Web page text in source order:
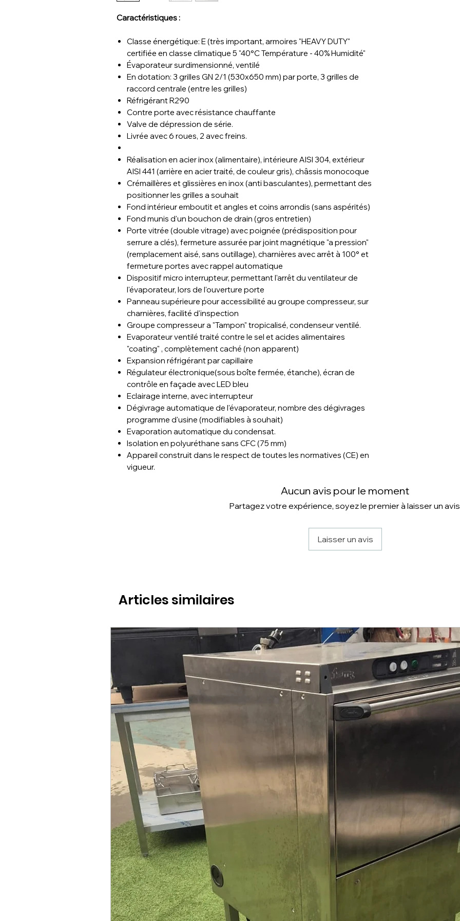
Caractéristiques :
Classe énergétique: E (très important, armoires "HEAVY DUTY"
certifiée en classe climatique 5 "40°C Température - 40% Humidité"
Évaporateur surdimensionné, ventilé
En dotation: 3 grilles GN 2/1 (530x650 mm) par porte, 3 grilles de
raccord centrale (entre les grilles)
Réfrigérant R290
Contre porte avec résistance chauffante
Valve de dépression de série.
Livrée avec 6 roues, 2 avec freins.
Réalisation en acier inox (alimentaire), intérieure AISI 304, extérieur
AISI 441 (arrière en acier traité, de couleur gris), châssis monocoque
Crémaillères et glissières en inox (anti basculantes), permettant des
positionner les grilles a souhait
Fond intérieur emboutit et angles et coins arrondis (sans aspérités)
Fond munis d'un bouchon de drain (gros entretien)
Porte vitrée (double vitrage) avec poignée (prédisposition pour
serrure a clés), fermeture assurée par joint magnétique "a pression"
(remplacement aisé, sans outillage), charnières avec arrêt à 100° et
fermeture portes avec rappel automatique
Dispositif micro interrupteur, permettant l'arrêt du ventilateur de
l'évaporateur, lors de l'ouverture porte
Panneau supérieure pour accessibilité au groupe compresseur, sur
charnières, facilité d'inspection
Groupe compresseur a "Tampon" tropicalisé, condenseur ventilé.
Evaporateur ventilé traité contre le sel et acides alimentaires
"coating" , complètement caché (non apparent)
Expansion réfrigérant par capillaire
Régulateur électronique(sous boîte fermée, étanche), écran de
contrôle en façade avec LED bleu
Eclairage interne, avec interrupteur
Dégivrage automatique de l'évaporateur, nombre des dégivrages
programme d'usine (modifiables à souhait)
Evaporation automatique du condensat.
Isolation en polyuréthane sans CFC (75 mm)
Appareil construit dans le respect de toutes les normatives (CE) en
vigueur.
Aucun avis pour le moment
Partagez votre expérience, soyez le premier à laisser un
Laisser un avis
Articles similaires